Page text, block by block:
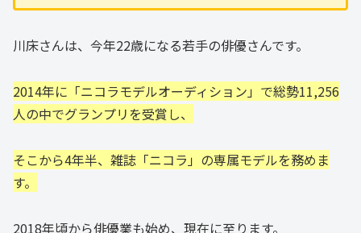
川床さんは、今年22歳になる若手の俳優さんです。
2014年に「ニコラモデルオーディション」で総勢11,256
人の中でグランプリを受賞し、
そこから4年半、雑誌「ニコラ」の専属モデルを務めま
す。
2018年頃から俳優業も始め、現在に至ります。